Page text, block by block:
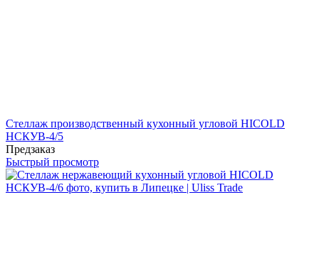
Стеллаж производственный кухонный угловой HICOLD
НСКУВ-4/5
Предзаказ
Быстрый просмотр